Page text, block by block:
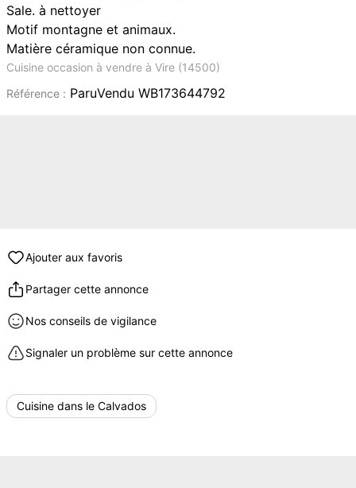
Sale. à nettoyer
Motif montagne et animaux.
Matière céramique non connue.
Cuisine occasion à vendre à Vire (14500)
Référence : ParuVendu WB173644792
Ajouter aux favoris
Partager cette annonce
Nos conseils de vigilance
Signaler un problème sur cette annonce
Cuisine dans le Calvados